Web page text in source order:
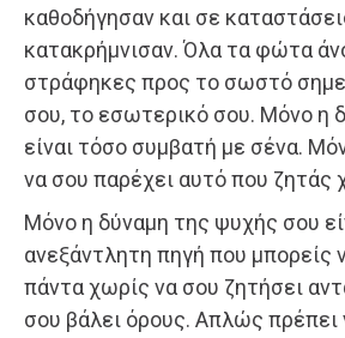
καθοδήγησαν και σε
κατακρήμνισαν. Όλα τα φώτα
στράφηκες προς το σωστό
σου, το εσωτερικό σου. Μόνο η
είναι τόσο συμβατή με σένα.
να σου παρέχει αυτό που ζητάς
Μόνο η δύναμη της ψυχής σου
ανεξάντλητη πηγή που μπορείς
πάντα χωρίς να σου ζητήσει
σου βάλει όρους. Απλώς πρέπει